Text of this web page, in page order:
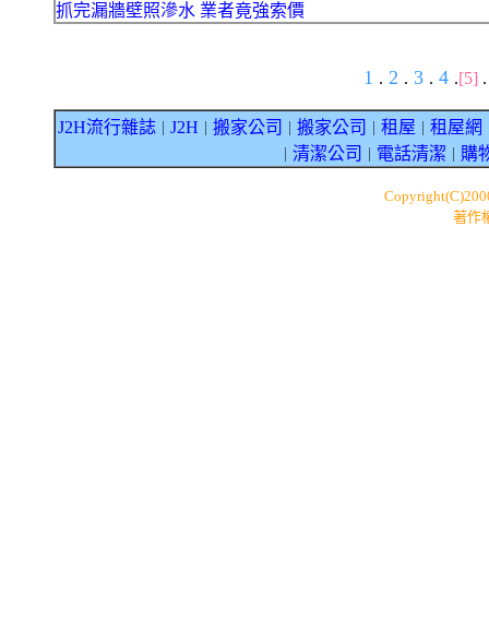
抓完漏牆壁照滲水 業者竟強索價
1 . 2 . 3 . 4 .[5]
J2H流行雜誌 J2H 搬家公司 搬家公司 租屋 租屋網
清潔公司 電話清潔 購
著作